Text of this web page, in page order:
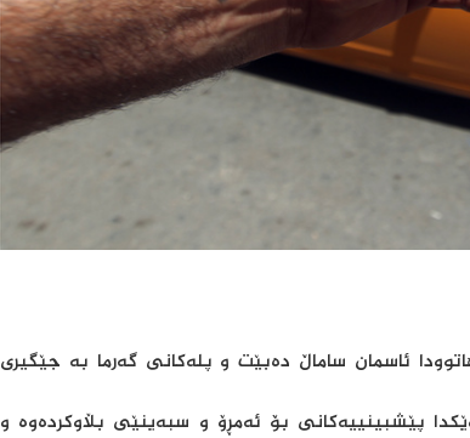
کەشناسی لە 48 سەعاتی داهاتوودا ئاسمان ساماڵ دەبێت و پلەکانی گەرما بە جێگیری
پێشبینییەکانی بۆ ئەمڕۆ و سبەینێی بڵاوکردەوە و